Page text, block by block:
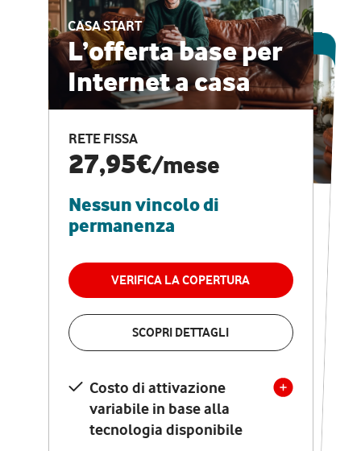
CASA START
L’offerta base per
Internet a casa
RETE FISSA
27,95€/mese
Nessun vincolo di
permanenza
VERIFICA LA COPERTURA
SCOPRI DETTAGLI
Costo di attivazione
variabile in base alla
tecnologia disponibile
ESCLUSIVA ONLINE
CASA PRO
Internet veloce e
vantaggi speciali
RETE FISSA + VODAFONE CLUB
29,95€
permanenza
VERIFICA LA COPERTURA
Costo di attivazione
variabile in base alla
tecnologia disponibile